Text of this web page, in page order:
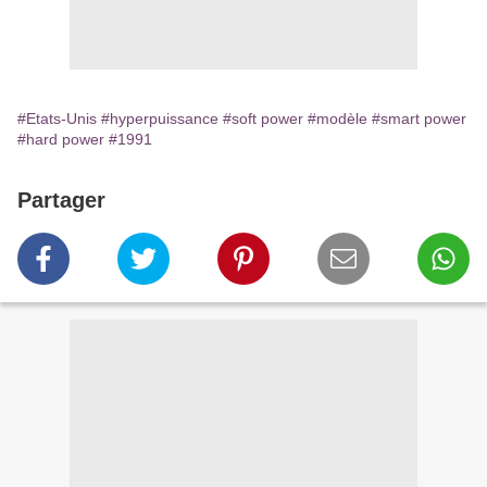
#Etats-Unis #hyperpuissance #soft power #modèle #smart power
#hard power #1991
Partager